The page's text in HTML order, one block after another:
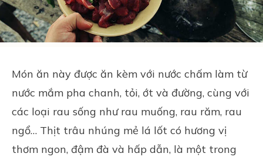
Món ăn này được ăn kèm với nước chấm làm từ
nước mắm pha chanh, tỏi, ớt và đường, cùng với
các loại rau sống như rau muống, rau răm, rau
ngổ… Thịt trâu nhúng mẻ lá lốt có hương vị
thơm ngon, đậm đà và hấp dẫn, là một trong